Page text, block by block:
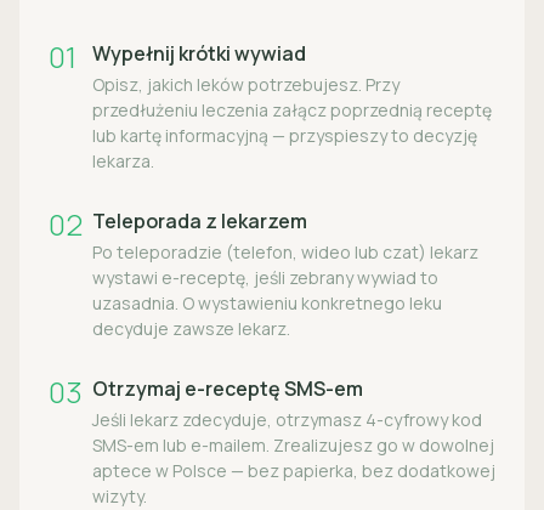
01 Wypełnij krótki wywiad
Opisz, jakich leków potrzebujesz. Przy
przedłużeniu leczenia załącz poprzednią receptę
lub kartę informacyjną — przyspieszy to decyzję
lekarza.
02 Teleporada z lekarzem
Po teleporadzie (telefon, wideo lub czat) lekarz
wystawi e-receptę, jeśli zebrany wywiad to
uzasadnia. O wystawieniu konkretnego leku
decyduje zawsze lekarz.
03 Otrzymaj e-receptę SMS-em
Jeśli lekarz zdecyduje, otrzymasz 4-cyfrowy kod
SMS-em lub e-mailem. Zrealizujesz go w dowolnej
aptece w Polsce — bez papierka, bez dodatkowej
wizyty.